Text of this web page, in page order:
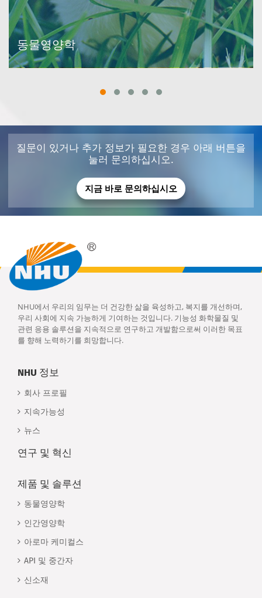
동물영양학
질문이 있거나 추가 정보가 필요한 경우 아래 버튼을
눌러 문의하십시오.
지금 바로 문의하십시오
NHU에서 우리의 임무는 더 건강한 삶을 육성하고, 복지를 개선하며,
우리 사회에 지속 가능하게 기여하는 것입니다. 기능성 화학물질 및
관련 응용 솔루션을 지속적으로 연구하고 개발함으로써 이러한 목표
를 향해 노력하기를 희망합니다.
NHU 정보
회사 프로필
지속가능성
뉴스
연구 및 혁신
제품 및 솔루션
동물영양학
인간영양학
아로마 케미컬스
API 및 중간자
신소재